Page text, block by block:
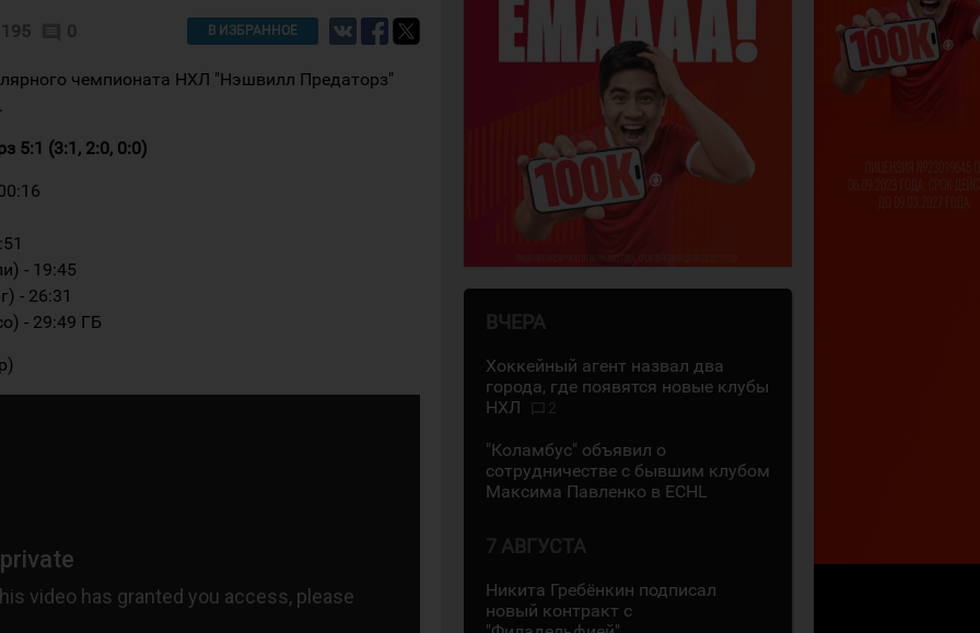
195 0 В ИЗБРАННОЕ
чемпионата НХЛ "Нэшвилл Предаторз"
5:1 (3:1, 2:0, 0:0)
- 19:45
- 26:31
- 29:49 ГБ
ВЧЕРА
Хоккейный агент назвал два
города, где появятся новые клубы
НХЛ
"Коламбус" объявил о
сотрудничестве с бывшим клубом
Максима Павленко в ECHL
7 АВГУСТА
Никита Гребёнкин подписал
новый контракт с